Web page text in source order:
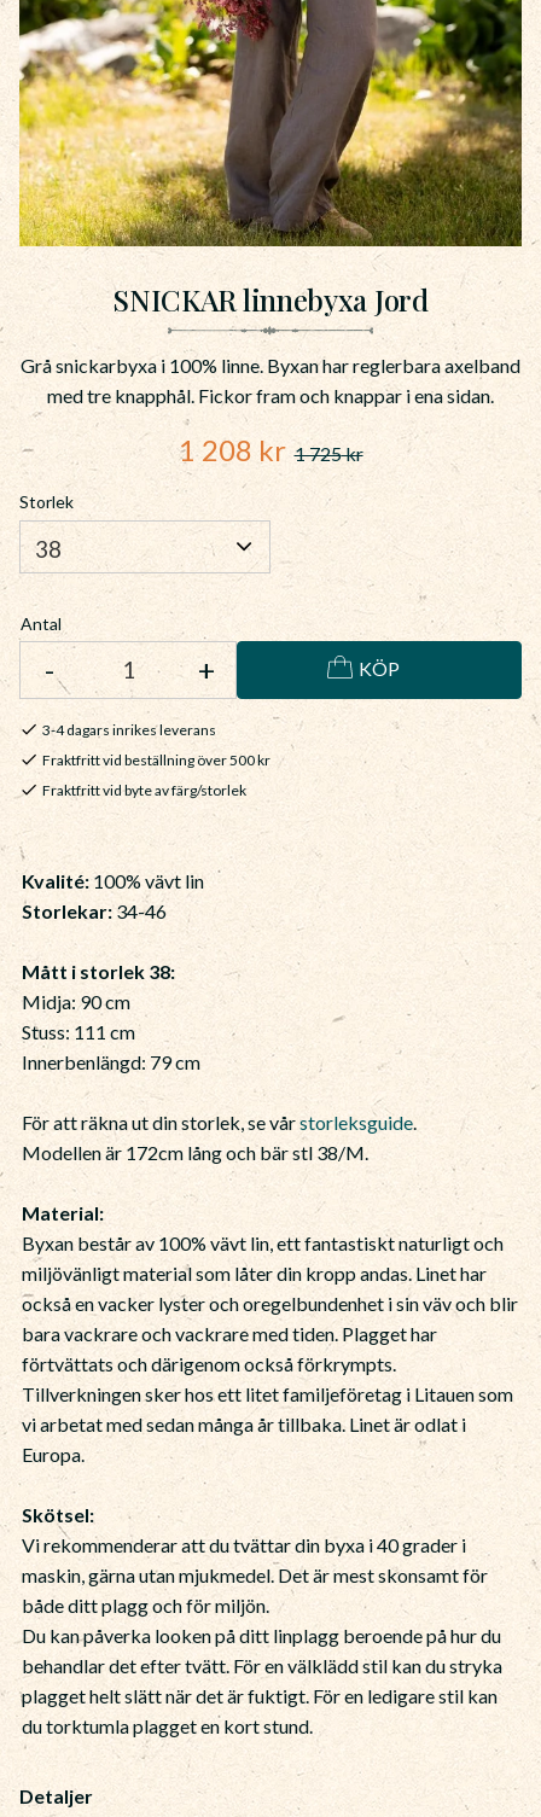
SNICKAR linnebyxa Jord
Grå snickarbyxa i 100% linne. Byxan har reglerbara axelband
med tre knapphål. Fickor fram och knappar i ena sidan.
Nedsatt pris:
1 208 kr Ordinarie pris:
1 725kr
Storlek
Antal
+
- KÖP
3-4 dagars inrikes leverans
Fraktfritt vid beställning över 500 kr
Fraktfritt vid byte av färg/storlek
Kvalité: 100% vävt lin
Storlekar: 34-46
Mått i storlek 38:
Midja: 90 cm
Stuss: 111 cm
Innerbenlängd: 79 cm
För att räkna ut din storlek, se vårstorleksguide.
Modellen är 172cm lång och bär stl 38/M.
Material:
Byxan består av 100% vävt lin, ett fantastiskt naturligt och
miljövänligt material som låter din kropp andas. Linet har
också en vacker lyster och oregelbundenhet i sin väv och blir
bara vackrare och vackrare med tiden. Plagget har
förtvättats och därigenom också förkrympts.
Tillverkningen sker hos ett litet familjeföretag i Litauen som
vi arbetat med sedan många år tillbaka. Linet är odlat i
Europa.
Skötsel:
Vi rekommenderar att du tvättar din byxa i 40 grader i
maskin, gärna utan mjukmedel. Det är mest skonsamt för
både ditt plagg och för miljön.
Du kan påverka looken på ditt linplagg beroende på hur du
behandlar det efter tvätt. För en välklädd stil kan du stryka
plagget helt slätt när det är fuktigt. För en ledigare stil kan
du torktumla plagget en kort stund.